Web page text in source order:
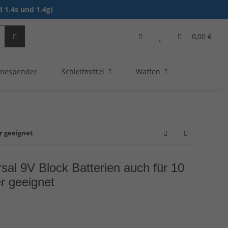
und 1.4g)
0,00 €
Schleifmittel Waffen
geeignet
9V Block Batterien auch für 10
geeignet